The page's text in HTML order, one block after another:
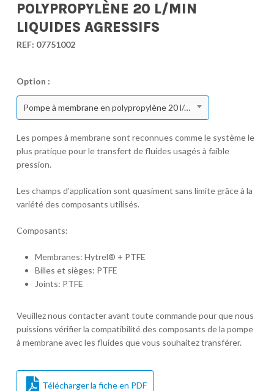
POLYPROPYLÈNE 20 L/MIN
LIQUIDES AGRESSIFS
REF: 07751002
Option :
Pompe à membrane en polypropylène 20 l/min liquides agressifs
Les pompes à membrane sont reconnues comme le système le
plus pratique pour le transfert de fluides usagés à faible
pression.
Les champs d’application sont quasiment sans limite grâce à la
variété des composants utilisés.
Composants:
Membranes: Hytrel® + PTFE
Billes et sièges: PTFE
Joints: PTFE
Veuillez nous contacter avant toute commande pour que nous
puissions vérifier la compatibilité des composants de la pompe
à membrane avec les fluides que vous souhaitez transférer.
Télécharger la fiche en PDF